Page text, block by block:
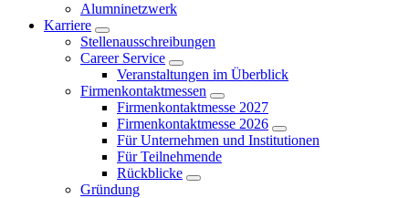
Alumninetzwerk
Karriere
Stellenausschreibungen
Career Service
Veranstaltungen im Überblick
Firmenkontaktmessen
Firmenkontaktmesse 2027
Firmenkontaktmesse 2026
Für Unternehmen und Institutionen
Für Teilnehmende
Rückblicke
Gründung